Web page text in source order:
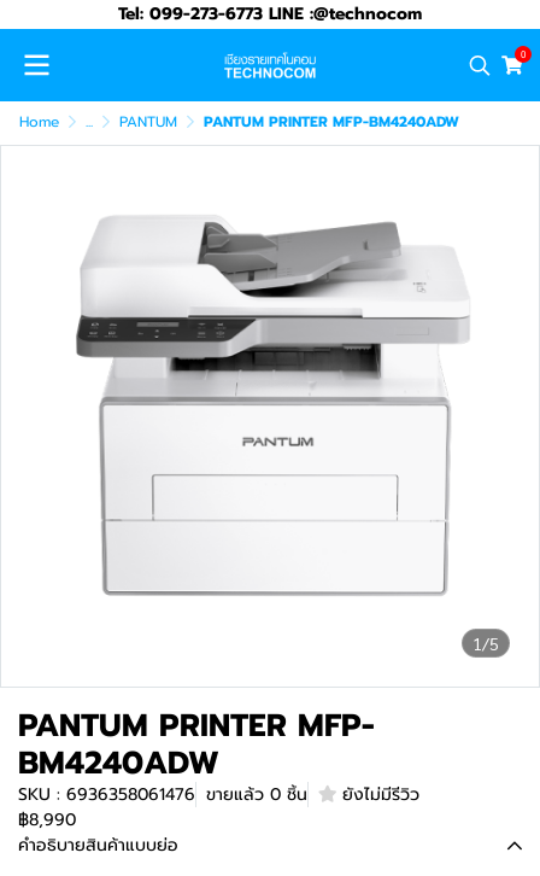
Tel: 099-273-6773 LINE :@technocom
0
Home ... PANTUM PANTUM PRINTER MFP-BM4240ADW
1/5
PANTUM PRINTER MFP-
BM4240ADW
SKU : 6936358061476 ขายแล้ว 0 ชิ้น
ยังไม่มีรีวิว
฿8,990
คำอธิบายสินค้าแบบย่อ